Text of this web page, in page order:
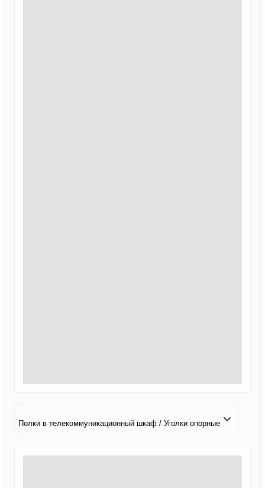
Полки в телекоммуникационный шкаф / Уголки опорные